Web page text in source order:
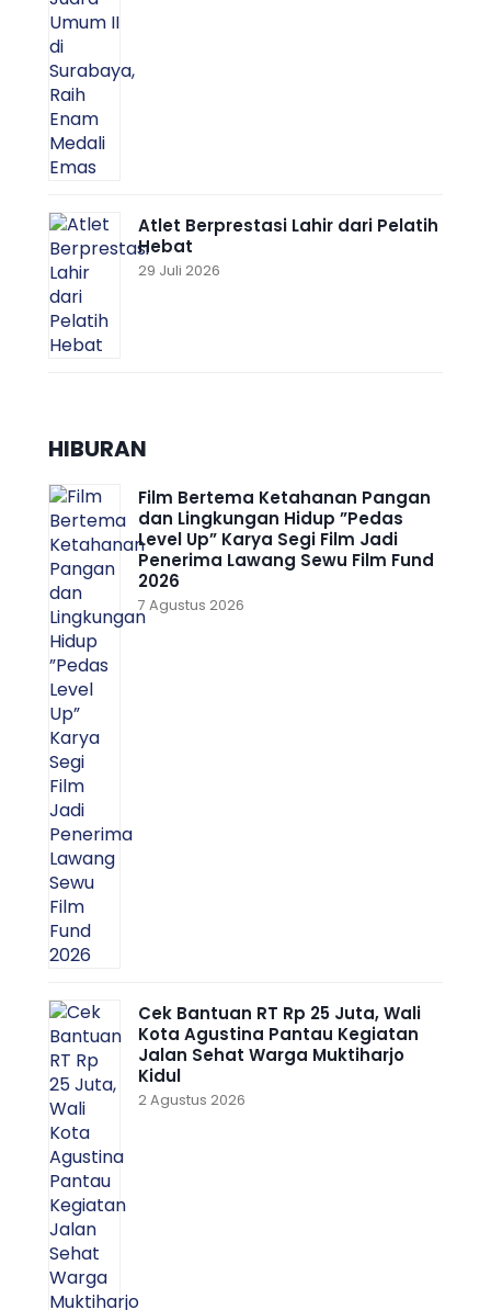
Atlet Berprestasi Lahir dari Pelatih
Hebat
29 Juli 2026
HIBURAN
Film Bertema Ketahanan Pangan
dan Lingkungan Hidup ”Pedas
Level Up” Karya Segi Film Jadi
Penerima Lawang Sewu Film Fund
2026
7 Agustus 2026
Cek Bantuan RT Rp 25 Juta, Wali
Kota Agustina Pantau Kegiatan
Jalan Sehat Warga Muktiharjo
Kidul
2 Agustus 2026